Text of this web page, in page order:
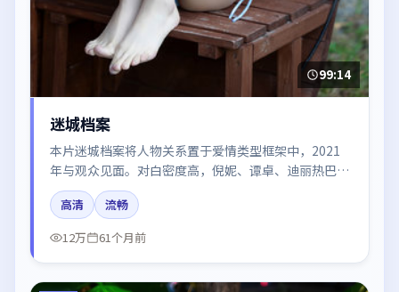
99:14
迷城档案
本片迷城档案将人物关系置于爱情类型框架中，2021
年与观众见面。对白密度高，倪妮、谭卓、迪丽热巴、
刘亦菲的台词节奏值得关注；整体气质偏韩国都市与冷
色调摄影。
高清
流畅
12万
61个月前